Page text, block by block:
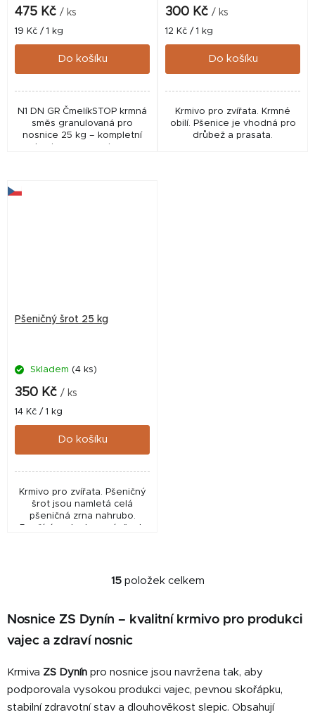
475 Kč / ks
Měrná
cena:
19 Kč / 1 kg
Do košíku
N1 DN GR ČmelíkSTOP krmná
směs granulovaná pro
nosnice 25 kg – kompletní
300 Kč / ks
Měrná
cena:
12 Kč / 1 kg
Do košíku
Krmivo pro zvířata. Krmné
obilí. Pšenice je vhodná pro
drůbež a prasata.
Pšeničný šrot 25 kg
Skladem (4 ks)
350 Kč / ks
Měrná
cena:
14 Kč / 1 kg
Do košíku
Krmivo pro zvířata. Pšeničný
šrot jsou namletá celá
pšeničná zrna nahrubo.
O
l
í
p
15položek celkem
Nosnice ZS Dynín – kvalitní krmivo pro produkci
vajec a zdraví nosnic
Krmiva ZS Dynín pro nosnice jsou navržena tak, aby
podporovala vysokou produkci vajec, pevnou skořápku,
stabilní zdravotní stav a dlouhověkost slepic. Obsahují